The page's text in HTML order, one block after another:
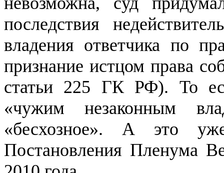
последствия
владения ответчика по
признание истцом права
статьи 225 ГК РФ). То
«чужим незаконным
«бесхозное». А это
Постановления Пленума